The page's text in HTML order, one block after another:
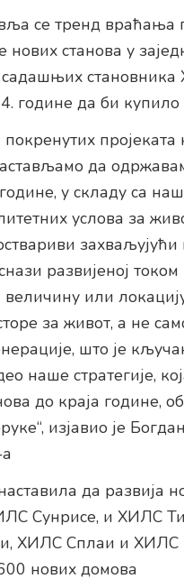
се тренд
нових станова у
године да би купило
да
у складу са
услова за
развијеној
или
за живот, а не
што је
наше стратегије,
до краја године,
изјавио је
да развија
Сунрисе, и ХИЛС
ХИЛС Сплаи и ХИЛС
нових домова